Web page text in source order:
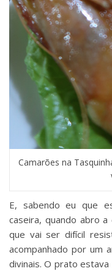
Camarões na
E, sabendo eu que
caseira, quando abro
que vai ser difícil
acompanhado por um
divinais. O prato